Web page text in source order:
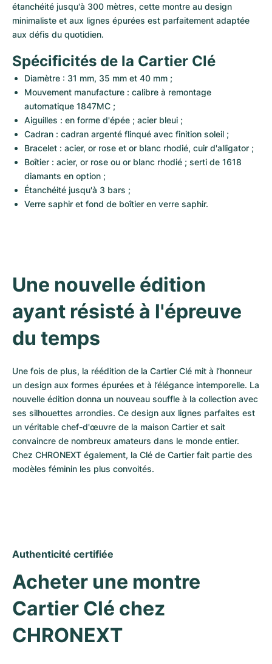
étanchéité jusqu'à 300 mètres, cette montre au design
minimaliste et aux lignes épurées est parfaitement adaptée
aux défis du quotidien.
Spécificités de la Cartier Clé
Diamètre : 31 mm, 35 mm et 40 mm ;
Mouvement manufacture : calibre à remontage
automatique 1847MC ;
Aiguilles : en forme d'épée ; acier bleui ;
Cadran : cadran argenté flinqué avec finition soleil ;
Bracelet : acier, or rose et or blanc rhodié, cuir d'alligator ;
Boîtier : acier, or rose ou or blanc rhodié ; serti de 1618
diamants en option ;
Étanchéité jusqu'à 3 bars ;
Verre saphir et fond de boîtier en verre saphir.
Une nouvelle édition
ayant résisté à l'épreuve
du temps
Une fois de plus, la réédition de la Cartier Clé mit à l’honneur
un design aux formes épurées et à l’élégance intemporelle. La
nouvelle édition donna un nouveau souffle à la collection avec
ses silhouettes arrondies. Ce design aux lignes parfaites est
un véritable chef-d'œuvre de la maison Cartier et sait
convaincre de nombreux amateurs dans le monde entier.
Chez CHRONEXT également, la Clé de Cartier fait partie des
modèles féminin les plus convoités.
Authenticité certifiée
Acheter une montre
Cartier Clé chez
CHRONEXT